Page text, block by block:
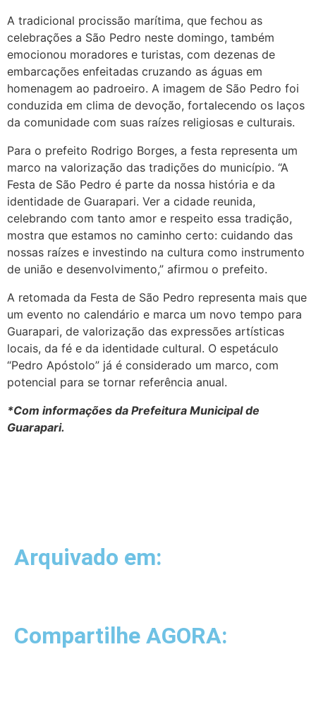
A tradicional procissão marítima, que fechou as
celebrações a São Pedro neste domingo, também
emocionou moradores e turistas, com dezenas de
embarcações enfeitadas cruzando as águas em
homenagem ao padroeiro. A imagem de São Pedro foi
conduzida em clima de devoção, fortalecendo os laços
da comunidade com suas raízes religiosas e culturais.
Para o prefeito Rodrigo Borges, a festa representa um
marco na valorização das tradições do município. “A
Festa de São Pedro é parte da nossa história e da
identidade de Guarapari. Ver a cidade reunida,
celebrando com tanto amor e respeito essa tradição,
mostra que estamos no caminho certo: cuidando das
nossas raízes e investindo na cultura como instrumento
de união e desenvolvimento,” afirmou o prefeito.
A retomada da Festa de São Pedro representa mais que
um evento no calendário e marca um novo tempo para
Guarapari, de valorização das expressões artísticas
locais, da fé e da identidade cultural. O espetáculo
“Pedro Apóstolo” já é considerado um marco, com
potencial para se tornar referência anual.
*Com informações da Prefeitura Municipal de
Guarapari.
Arquivado em:
Compartilhe AGORA: